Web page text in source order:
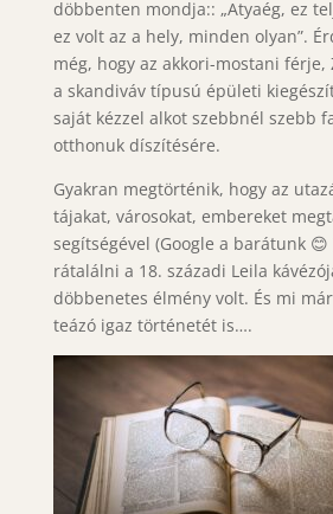
döbbenten mondja:: „Atyaég, ez
ez volt az a hely, minden olyan”.
még, hogy az akkori-mostani férje,
a skandiváv típusú épületi
saját kézzel alkot szebbnél szebb
otthonuk díszítésére.
Gyakran megtörténik, hogy az
tájakat, városokat, embereket
segítségével (Google a barátunk
rátalálni a 18. századi Leila
döbbenetes élmény volt. És mi
teázó igaz történetét is….